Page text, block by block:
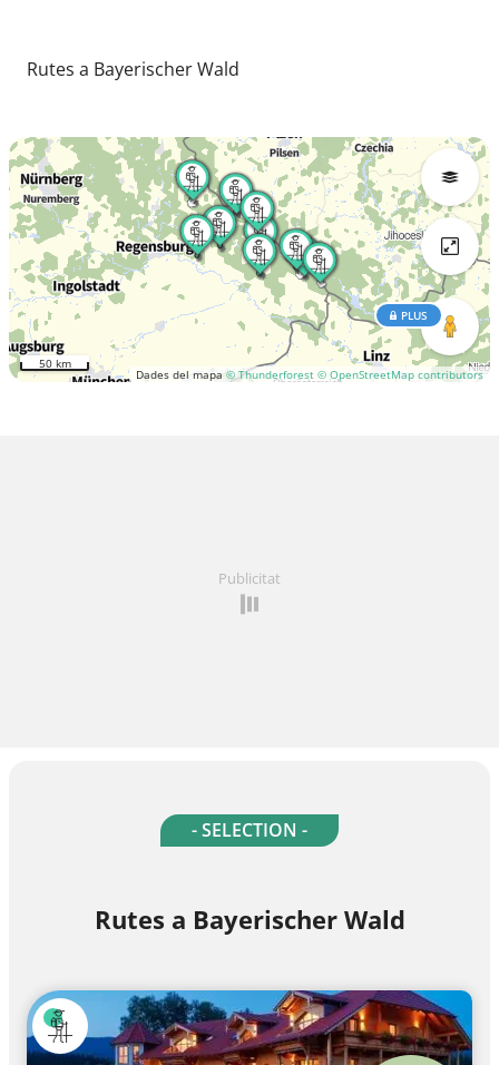
Rutes a Bayerischer Wald
Dades del mapa© Thunderforest © OpenStreetMap contributors
PLUS
50 km
Publicitat
- SELECTION -
Rutes a Bayerischer Wald